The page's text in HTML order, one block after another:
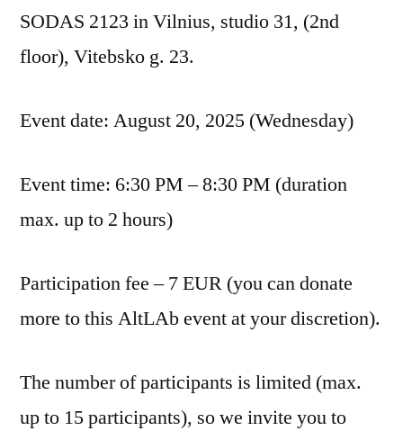
SODAS 2123 in Vilnius, studio 31, (2nd
floor), Vitebsko g. 23.
Event date: August 20, 2025 (Wednesday)
Event time: 6:30 PM – 8:30 PM (duration
max. up to 2 hours)
Participation fee – 7 EUR (you can donate
more to this AltLAb event at your discretion).
The number of participants is limited (max.
up to 15 participants), so we invite you to